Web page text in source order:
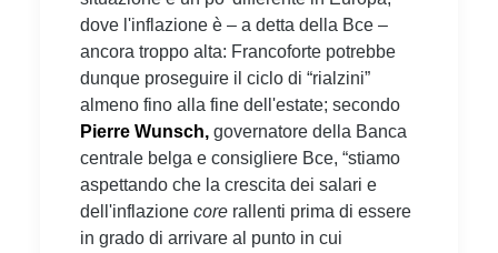
dove l'inflazione è – a detta della Bce –
ancora troppo alta: Francoforte potrebbe
dunque proseguire il ciclo di “rialzini”
almeno fino alla fine dell'estate; secondo
Pierre Wunsch, governatore della Banca
centrale belga e consigliere Bce, “stiamo
aspettando che la crescita dei salari e
dell'inflazione core rallenti prima di essere
in grado di arrivare al punto in cui